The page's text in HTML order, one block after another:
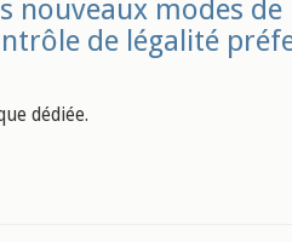
nouveaux modes de
de légalité
dédiée.